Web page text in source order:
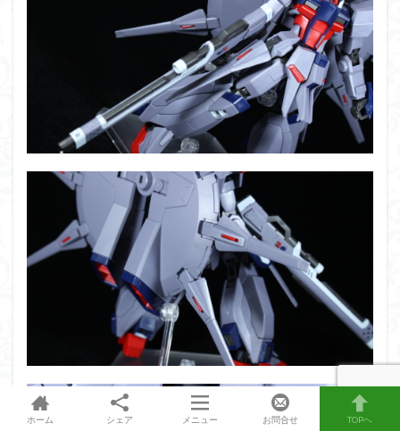
ホーム シェア メニュー お問合せ TOPへ